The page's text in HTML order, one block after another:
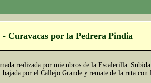
- Curavacas por la Pedrera Pindia
realizada por miembros de la Escalerilla.
por el Callejo Grande y remate de la ruta con